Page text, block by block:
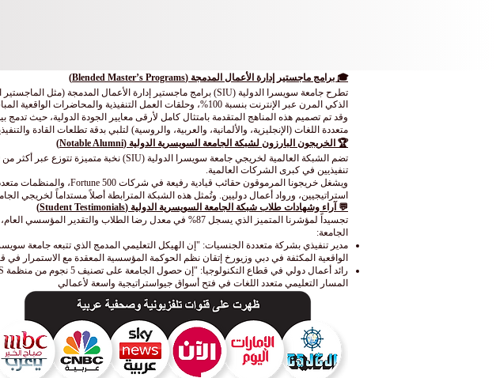
🎓 برامج ماجستير إدارة الأعمال المدمجة (Blended Master’s Programs)
الذكي المرن عبر الإنترنت بنسبة 100%، وحلقات العمل التنفيذية والمحاضرات الواقعية المباشرة في مقراتنا الأكاديمية العالمية الفاخرة.
وقد تم تصميم هذه المناهج المتقدمة بامتثال كامل لأرقى معايير الجودة الدولية، حيث
متعددة اللغات (الإنجليزية، والألمانية، والعربية، والروسية) لتلبي بدقة تطلعات القادة
🏆 الخريجون البارزون لشبكة الجامعة السويسرية الدولية (Notable Alumni)
تنفيذيين في كبرى الشركات العالمية.
استراتيجيين، ورواد أعمال دوليين. وتُمثل هذه الشبكة المترابطة أصلاً مستداماً لخريجي
💬 آراء وشهادات طلاب شبكة الجامعة السويسرية الدولية (Student Testimonials)
تجسيداً لمؤشرنا المتميز الذي يسجل 87% في معدل رضا الطلاب
الجامعة:
مدير تنفيذي بشركة متعددة الجنسيات: "إن الهيكل التعليمي المدمج الذي تتبعه جامعة
الواقعية المكثفة في دبي وزيورخ إتقان نظم الحوكمة المؤسسية المعقدة مع الاستمرار في
المسار التعليمي متعدد اللغات في فتح أسواق جيواستراتيجية واسعة لأعمالي